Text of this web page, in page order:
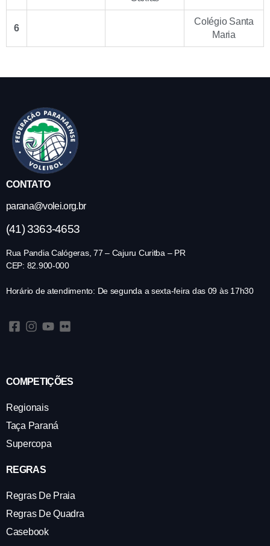
6
Colégio Santa
Maria
CONTATO
parana@volei.org.br
(41) 3363-4653
Rua Pandia Calógeras, 77 – Cajuru Curitba – PR
CEP: 82.900-000
Horário de atendimento: De segunda a sexta-feira das 09 às 17h30
COMPETIÇÕES
Regionais
Taça Paraná
Supercopa
REGRAS
Regras De Praia
Regras De Quadra
Casebook